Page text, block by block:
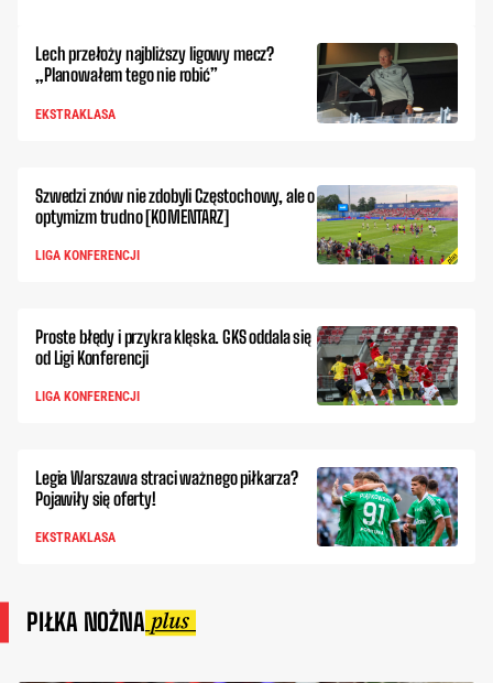
Lech przełoży najbliższy ligowy mecz?
„Planowałem tego nie robić”
EKSTRAKLASA
Szwedzi znów nie zdobyli Częstochowy, ale o
optymizm trudno [KOMENTARZ]
LIGA KONFERENCJI
Proste błędy i przykra klęska. GKS oddala się
od Ligi Konferencji
LIGA KONFERENCJI
Legia Warszawa straci ważnego piłkarza?
Pojawiły się oferty!
EKSTRAKLASA
PIŁKA NOŻNA